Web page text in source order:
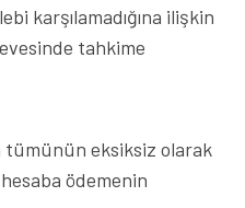
karşılamadığına ilişkin
tahkime
tümünün eksiksiz olarak
ödemenin